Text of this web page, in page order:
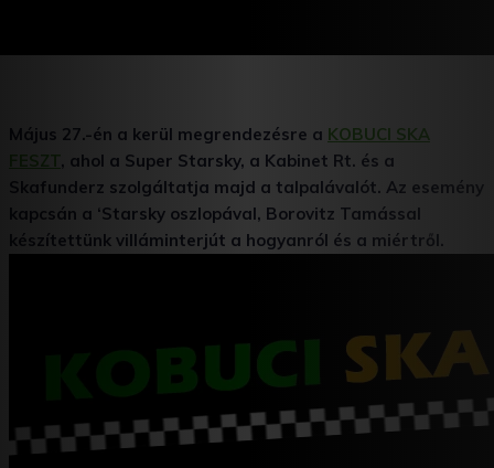
Május 27.-én a kerül megrendezésre a KOBUCI SKA
FESZT, ahol a Super Starsky, a Kabinet Rt. és a
Skafunderz szolgáltatja majd a talpalávalót. Az esemény
kapcsán a ‘Starsky oszlopával, Borovitz Tamással
készítettünk villáminterjút a hogyanról és a miértről.